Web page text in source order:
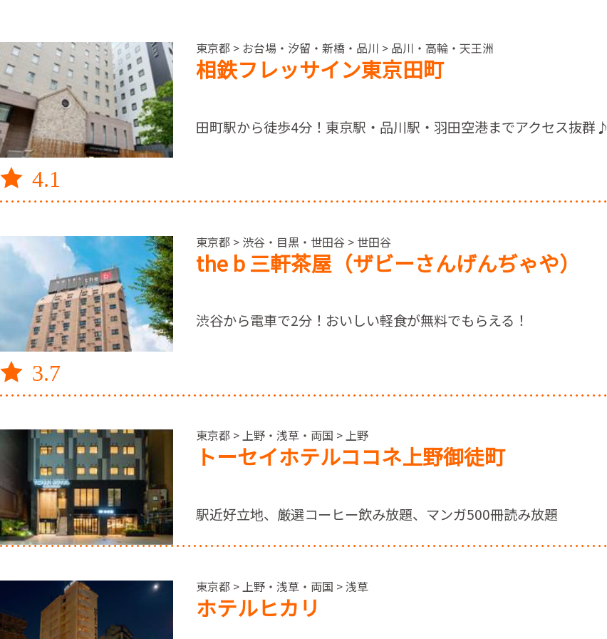
4.1
東京都 > お台場・汐留・新橋・品川 > 品川・高輪・天王洲
相鉄フレッサイン東京田町
田町駅から徒歩4分！東京駅・品川駅・羽田空港までアクセス抜群♪
3.7
東京都 > 渋谷・目黒・世田谷 > 世田谷
the b 三軒茶屋（ザビーさんげんぢゃや）
渋谷から電車で2分！おいしい軽食が無料でもらえる！
東京都 > 上野・浅草・両国 > 上野
トーセイホテルココネ上野御徒町
駅近好立地、厳選コーヒー飲み放題、マンガ500冊読み放題
東京都 > 上野・浅草・両国 > 浅草
ホテルヒカリ